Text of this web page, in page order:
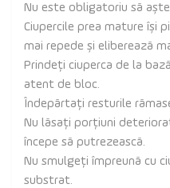
Nu este obligatoriu să
Ciupercile prea mature își
mai repede și eliberează
Prindeți ciuperca de la
atent de bloc.
Îndepărtați resturile
Nu lăsați porțiuni
începe să putrezească.
Nu smulgeți împreună cu
substrat.